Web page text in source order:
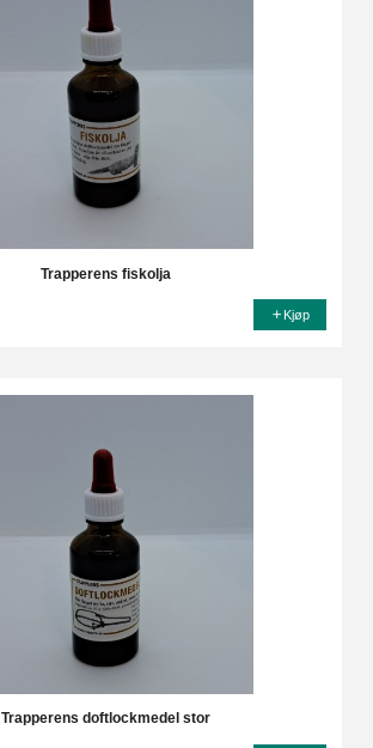
Trapperens fiskolja
Kjøp
Trapperens doftlockmedel stor